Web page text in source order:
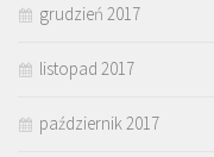
grudzień 2017
listopad 2017
październik 2017